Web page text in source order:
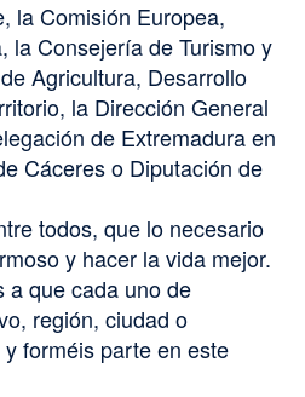
la Comisión Europea,
la Consejería de Turismo y
Agricultura, Desarrollo
la Dirección General
de Extremadura en
Cáceres o Diputación de
todos, que lo necesario
y hacer la vida mejor.
a que cada uno de
región, ciudad o
forméis parte en este